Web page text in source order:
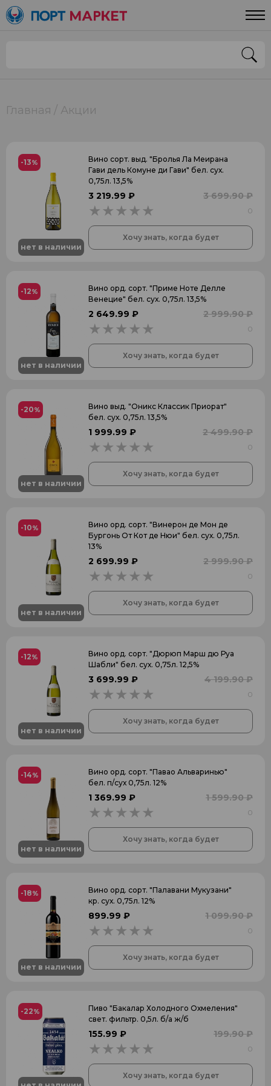
Главная Акции
-13%
нет в наличии
Вино сорт. выд. "Бролья Ла Меирана
Гави дель Комуне ди Гави" бел. сух.
0,75л. 13,5%
3 219.99 ₽ 3 699.90 ₽
0
Хочу знать, когда будет
-12%
нет в наличии
Вино орд. сорт. "Приме Ноте Делле
Венецие" бел. сух. 0,75л. 13,5%
2 649.99 ₽ 2 999.90 ₽
0
Хочу знать, когда будет
-20%
нет в наличии
Вино выд. "Оникс Классик Приорат"
бел. сух. 0,75л. 13,5%
1 999.99 ₽ 2 499.90 ₽
0
Хочу знать, когда будет
-10%
нет в наличии
Вино орд. сорт. "Винерон де Мон де
Бургонь От Кот де Нюи" бел. сух. 0,75л.
13%
2 699.99 ₽ 2 999.90 ₽
0
Хочу знать, когда будет
-12%
нет в наличии
Вино орд. сорт. "Дюрюп Марш дю Руа
Шабли" бел. сух. 0,75л. 12,5%
3 699.99 ₽ 4 199.90 ₽
0
Хочу знать, когда будет
-14%
нет в наличии
Вино орд. сорт. "Павао Альваринью"
бел. п/сух 0,75л. 12%
1 369.99 ₽ 1 599.90 ₽
0
Хочу знать, когда будет
-18%
нет в наличии
Вино орд. сорт. "Палавани Мукузани"
кр. сух. 0,75л. 12%
899.99 ₽ 1 099.90 ₽
0
Хочу знать, когда будет
-22%
Пиво "Бакалар Холодного Охмеления"
свет. фильтр. 0,5л. б/а ж/б
155.99 ₽ 199.90 ₽
0
Хочу знать, когда будет